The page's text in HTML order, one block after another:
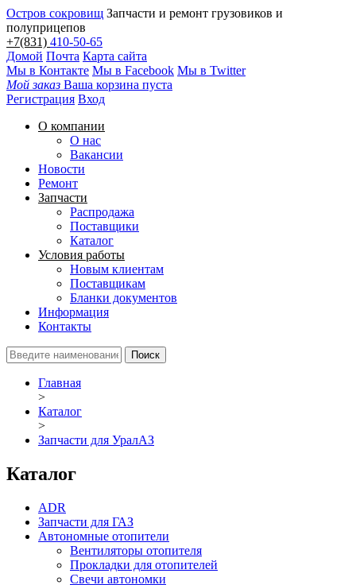
Остров сокровищ Запчасти и ремонт грузовиков и
полуприцепов
+7(831) 410-50-65
Домой Почта Карта сайта
Мы в Контакте Мы в Facebook Мы в Twitter
Мой заказ Ваша корзина пуста
Регистрация Вход
О компании
О нас
Вакансии
Новости
Ремонт
Запчасти
Распродажа
Поставщики
Каталог
Условия работы
Новым клиентам
Поставщикам
Бланки документов
Информация
Контакты
Главная
>
Каталог
>
Запчасти для УралАЗ
Каталог
ADR
Запчасти для ГАЗ
Автономные отопители
Вентиляторы отопителя
Прокладки для отопителей
Свечи автономки